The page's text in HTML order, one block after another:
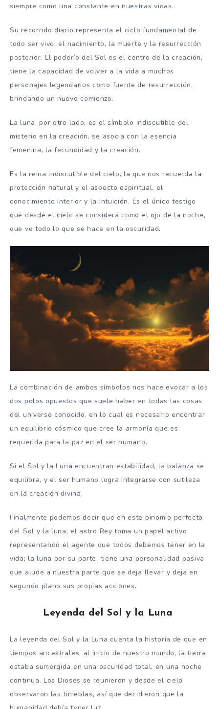
siempre como una constante en nuestras vidas.
Su recorrido diario representa el ciclo fundamental de
todo ser vivo, el nacimiento, la muerte y la resurrección
posterior. El poderío del Sol es el centro de la creación,
tiene la capacidad de volver a la vida a muchos
personajes legendarios como fuente de resurrección,
brindando un nuevo comienzo.
La luna, por otro lado, es el símbolo indiscutible del
misterio en la creación, se asocia con la esencia
femenina, la fecundidad y la creación.
Es la reina indiscutible del cielo, la que nos recuerda la
protección natural y el aspecto espiritual, el
conocimiento interior y la intuición. Es el único testigo
que desde el cielo se considera como el ojo de la noche,
que ve todo lo que se hace en la oscuridad.
La combinación de ambos símbolos nos hace evocar a los
dos polos opuestos que suele haber en todas las cosas
del universo conocido, en lo cual es necesario encontrar
un equilibrio cósmico que cree la armonía que es
requerida para la paz en el ser humano.
Si el Sol y la Luna encuentran estabilidad, la balanza se
equilibra, y el ser humano logra integrarse con sutileza
en la creación divina.
Finalmente podemos decir que en este binomio perfecto
del Sol y la luna, el astro Rey toma un papel activo
representando el agente que todos debemos tener en la
vida; la luna por su parte, tiene una personalidad pasiva
que alude a nuestra parte que se deja llevar y deja en
segundo plano sus propias acciones.
Leyenda del Sol y la Luna
La leyenda del Sol y la Luna cuenta la historia de que en
tiempos ancestrales, al inicio de nuestro mundo, la tierra
estaba sumergida en una oscuridad total, en una noche
continua. Los Dioses se reunieron y desde el cielo
observaron las tinieblas, así que decidieron que la